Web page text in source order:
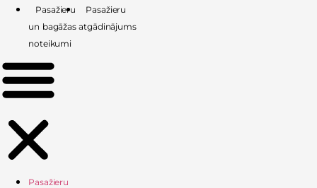
Skip
content
Pasažieru
un bagāžas
noteikumi
Pasažieru
atgādinājums
Pasažieru